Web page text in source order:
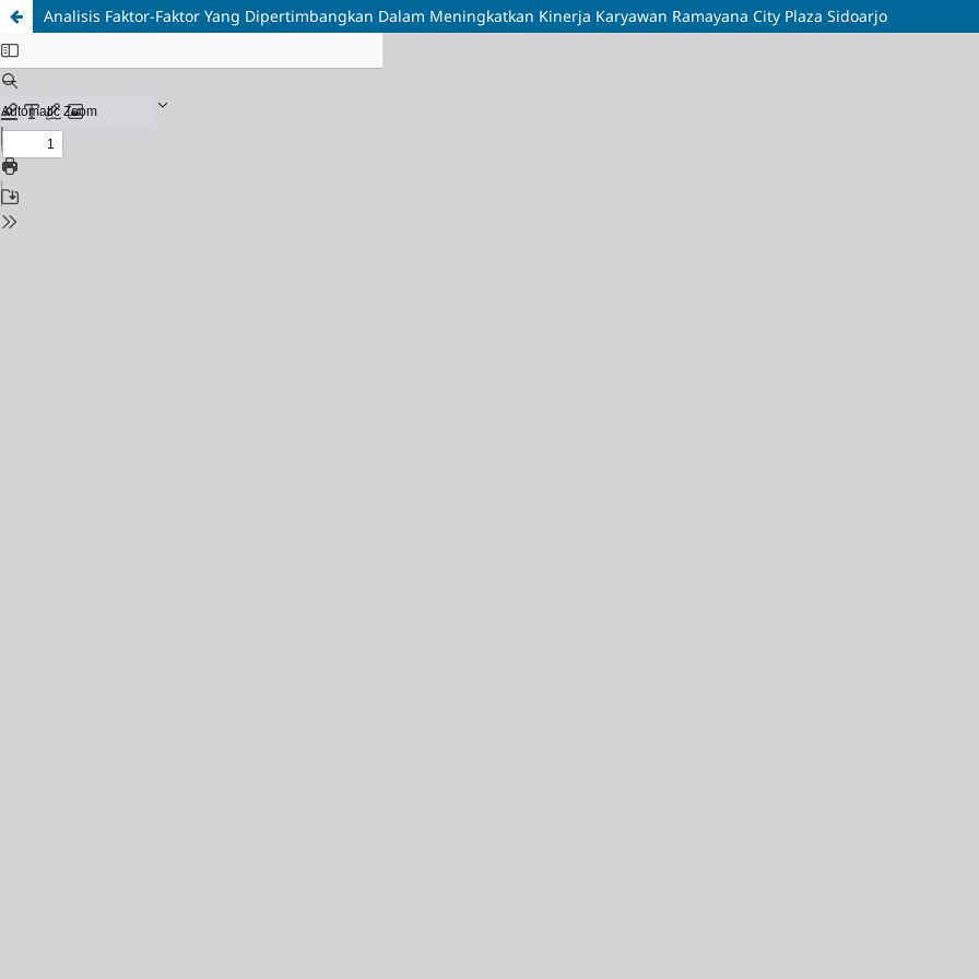
Analisis Faktor-Faktor Yang Dipertimbangkan Dalam Meningkatkan Kinerja Karyawan Ramayana City Plaza Sidoarjo